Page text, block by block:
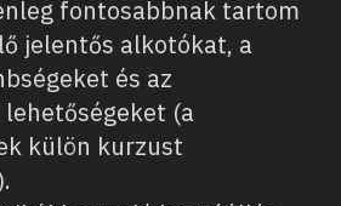
fontosabbnak tartom
jelentős alkotókat, a
és az
(a
külön kurzust